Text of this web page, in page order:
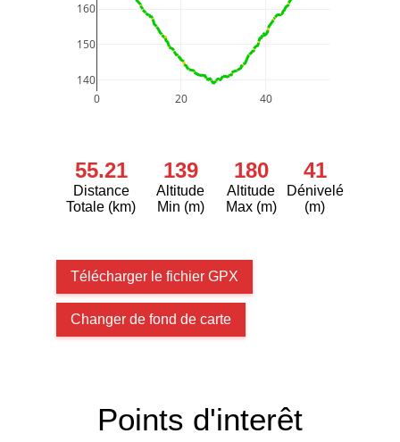
0 20 40
140
150
160
55.21
Distance
Totale (km)
139
Altitude
Min (m)
180
Altitude
Max (m)
41
Dénivelé
(m)
Télécharger le fichier GPX
Changer de fond de carte
Points d'interêt